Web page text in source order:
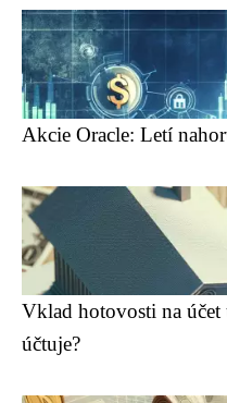
Akcie Oracle: Letí
Vklad hotovosti na
účtuje?